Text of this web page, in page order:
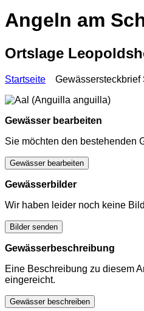
Angeln am
Ortslage
Startseite Gewässersteckbrief
Gewässer bearbeiten
Sie möchten den bestehenden
Gewässer bearbeiten
Gewässerbilder
Wir haben leider noch keine
Bilder senden
Gewässerbeschreibung
Eine Beschreibung zu diesem
eingereicht.
Gewässer beschreiben